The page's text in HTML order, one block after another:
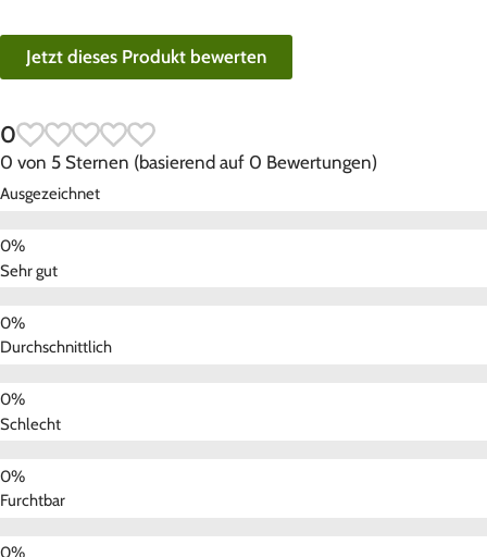
Jetzt dieses Produkt bewerten
0
0 von 5 Sternen (basierend auf 0 Bewertungen)
Ausgezeichnet
Sehr gut
Durchschnittlich
Schlecht
Furchtbar